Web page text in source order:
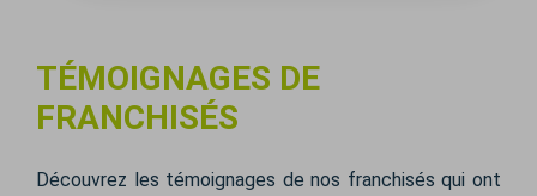
TÉMOIGNAGES DE
FRANCHISÉS
Découvrez les témoignages de nos franchisés qui ont